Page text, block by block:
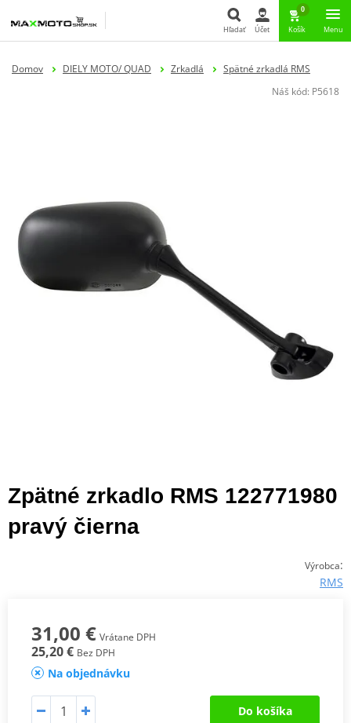
Hľadať
Hľadať Účet
0
Košík Menu
Domov DIELY MOTO/ QUAD Zrkadlá
Spätné zrkadlá RMS
Náš kód: P5618
Zpätné zrkadlo RMS 122771980
pravý čierna
Výrobca:
RMS
31,00 € Vrátane DPH
25,20 € Bez DPH
Na objednávku
Do košíka